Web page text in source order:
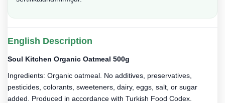
English Description
Soul Kitchen Organic Oatmeal 500g
Ingredients: Organic oatmeal. No additives, preservatives,
pesticides, colorants, sweeteners, dairy, eggs, salt, or sugar
added. Produced in accordance with Turkish Food Codex.